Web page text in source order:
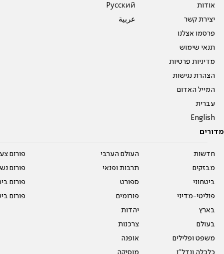
אודות
יצירת קשר
פרסמו אצלנו
תנאי שימוש
מדיניות פרטיות
הצהרת נגישות
המייל האדום
עברית
English
Pусский
عربية
מדורים
חדשות
מבזקים
ביטחוני
פוליטי-מדיני
בארץ
בעולם
משפט ופלילים
כלכלה ונדל"ן
העולם הערבי
תרבות ופנאי
ספורט
פורומים
יהדות
צרכנות
אופנה
מוסיקה
פורום
פורום
פורום
פורום